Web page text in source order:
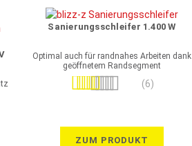
Sanierungsschleifer 1.400 W
Optimal auch für randnahes Arbeiten dank
geöffnetem Randsegment
Bewertung:
(6)
ZUM PRODUKT